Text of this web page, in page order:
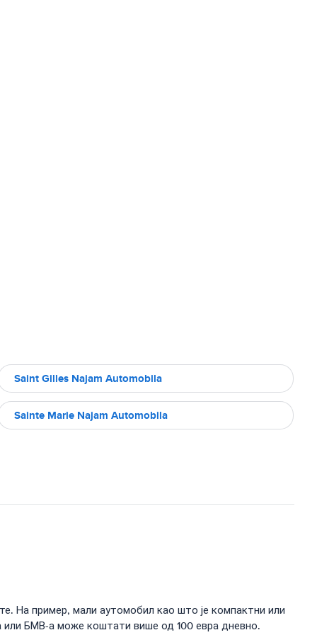
Saint Gilles Najam Automobila
Sainte Marie Najam Automobila
На пример, мали аутомобил као што је компактни или
БМВ-а може коштати више од 100 евра дневно.